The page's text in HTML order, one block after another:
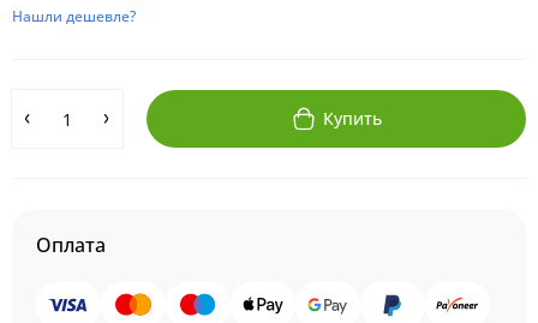
Нашли дешевле?
Купить
Оплата